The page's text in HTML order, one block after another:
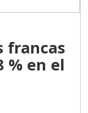
francas
% en el